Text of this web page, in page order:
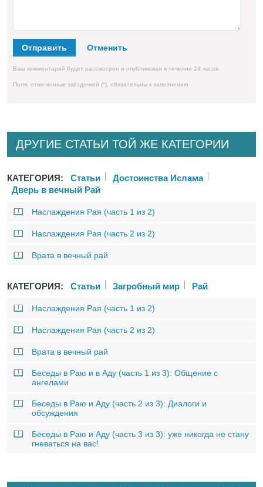
Отправить
Ваш комментарий будет рассмотрен и опубликован в течение 24 часов.
Поля, отмеченные звёздочкой (*), обязательны к заполнению
ДРУГИЕ СТАТЬИ ТОЙ ЖЕ КАТЕГОРИИ
КАТЕГОРИЯ: Статьи
Достоинства Ислама
Дверь в вечный Рай
Наслаждения Рая (часть 1 из 2)
Наслаждения Рая (часть 2 из 2)
Врата в вечный рай
КАТЕГОРИЯ: Статьи Загробный мир Рай
Наслаждения Рая (часть 1 из 2)
Наслаждения Рая (часть 2 из 2)
Врата в вечный рай
Беседы в Раю и в Аду (часть 1 из 3): Общение с
ангелами
Беседы в Раю и Аду (часть 2 из 3): Диалоги и
обсуждения
Беседы в Раю и Аду (часть 3 из 3): уже никогда не стану
гневаться на вас!